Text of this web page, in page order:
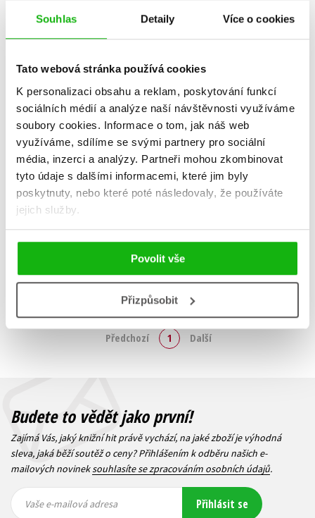
Souhlas Detaily Více o cookies
Tato webová stránka používá cookies
K personalizaci obsahu a reklam, poskytování funkcí
sociálních médií a analýze naší návštěvnosti využíváme
soubory cookies. Informace o tom, jak náš web
využíváme, sdílíme se svými partnery pro sociální
média, inzerci a analýzy. Partneři mohou zkombinovat
tyto údaje s dalšími informacemi, které jim byly
poskytnuty, nebo které poté následovaly, že používáte
jejich služby.
Povolit vše
Přizpůsobit
Jedním tahem pera
Terry Pratchett
319 Kč
Zobraz záznamů
Zobrazuji 1 až 1 z celkem 1 záznamů
Předchozí 1 Další
Budete to vědět jako první!
Zajímá Vás, jaký knižní hit právě vychází, na jaké zboží je výhodná
sleva, jaká běží soutěž o ceny? Přihlášením k odběru našich e-
mailových novineksouhlasíte se zpracováním osobních údajů.
mailová
mailová
Vaše e-mailová adresa Přihlásit se